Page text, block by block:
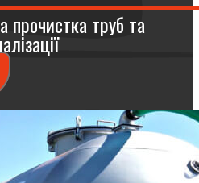
прочистка труб та